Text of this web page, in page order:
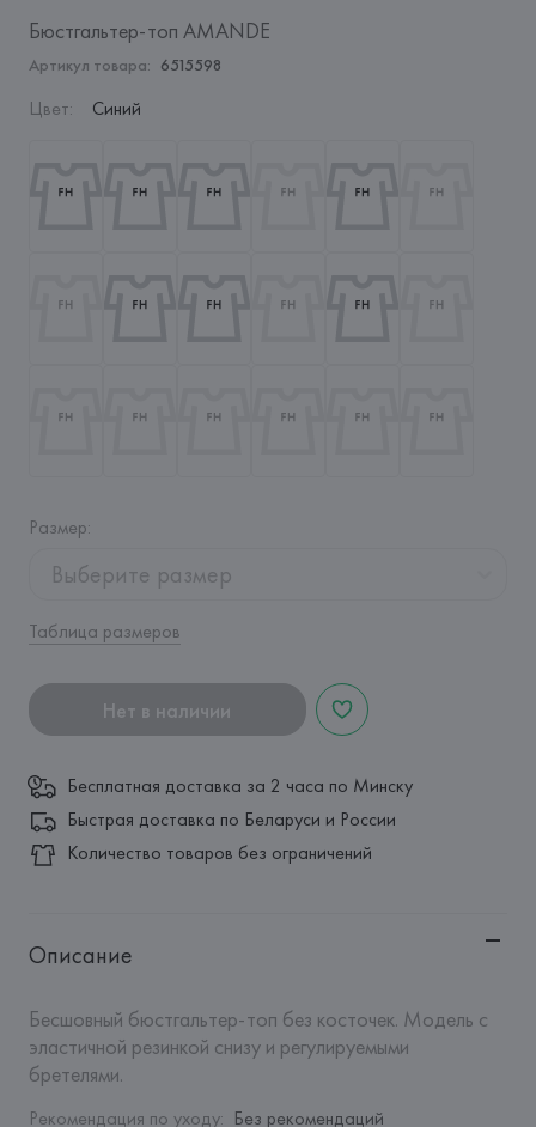
Бюстгальтер-топ AMANDE
Артикул товара: 6515598
Цвет: Синий
Размер:
Выберите размер
Таблица размеров
Нет в наличии
Бесплатная доставка за 2 часа по Минску
Быстрая доставка по Беларуси и России
Количество товаров без ограничений
Описание
Бесшовный бюстгальтер-топ без косточек. Модель с
эластичной резинкой снизу и регулируемыми
бретелями.
Рекомендация по уходу: Без рекомендаций